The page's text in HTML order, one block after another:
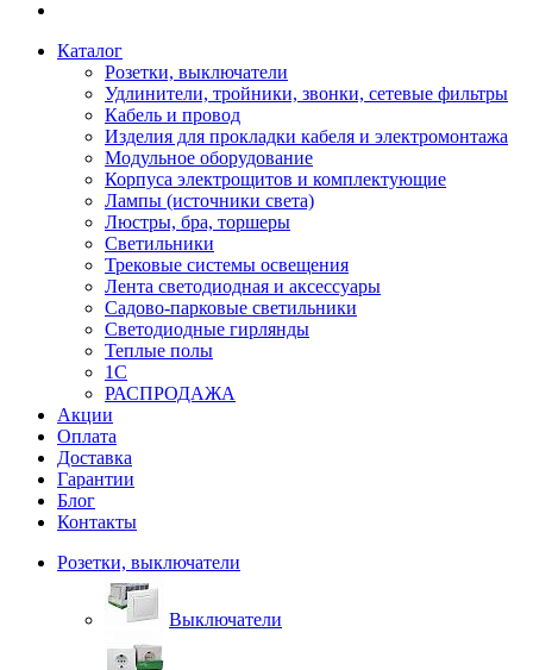
Каталог
Розетки, выключатели
Удлинители, тройники, звонки, сетевые фильтры
Кабель и провод
Изделия для прокладки кабеля и электромонтажа
Модульное оборудование
Корпуса электрощитов и комплектующие
Лампы (источники света)
Люстры, бра, торшеры
Светильники
Трековые системы освещения
Лента светодиодная и аксессуары
Садово-парковые светильники
Светодиодные гирлянды
Теплые полы
1С
РАСПРОДАЖА
Акции
Оплата
Доставка
Гарантии
Блог
Контакты
Розетки, выключатели
Выключатели